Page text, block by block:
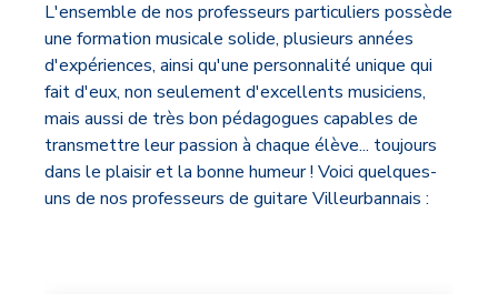
L'ensemble de nos professeurs particuliers possède
une formation musicale solide, plusieurs années
d'expériences, ainsi qu'une personnalité unique qui
fait d'eux, non seulement d'excellents musiciens,
mais aussi de très bon pédagogues capables de
transmettre leur passion à chaque élève... toujours
dans le plaisir et la bonne humeur ! Voici quelques-
uns de nos professeurs de guitare Villeurbannais :